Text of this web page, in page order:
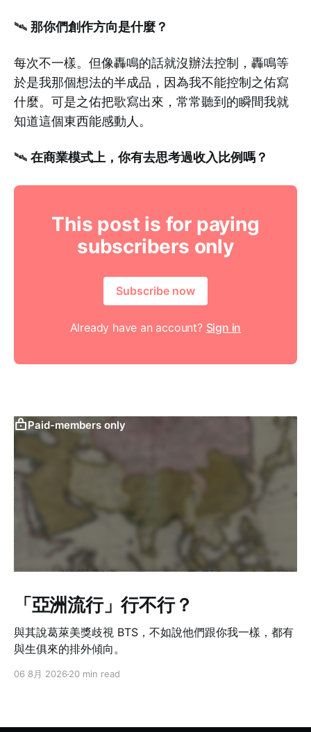
🛰️ 那你們創作方向是什麼？
每次不一樣。但像轟鳴的話就沒辦法控制，轟鳴等
於是我那個想法的半成品，因為我不能控制之佑寫
什麼。可是之佑把歌寫出來，常常聽到的瞬間我就
知道這個東西能感動人。
🛰️ 在商業模式上，你有去思考過收入比例嗎？
This post is for paying
subscribers only
Subscribe now
Already have an account? Sign in
Paid-members only
「亞洲流行」行不行？
與其說葛萊美獎歧視 BTS，不如說他們跟你我一樣，都有
與生俱來的排外傾向。
06 8月 2026 20 min read